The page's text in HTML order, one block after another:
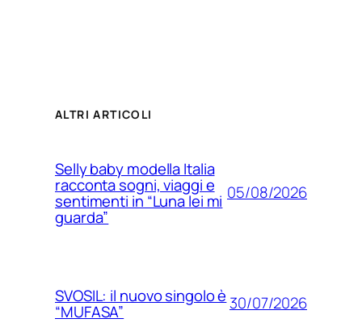
ALTRI ARTICOLI
Selly baby modella Italia
racconta sogni, viaggi e
sentimenti in “Luna lei mi
guarda”
05/08/2026
SVOSIL: il nuovo singolo è
“MUFASA” 30/07/2026